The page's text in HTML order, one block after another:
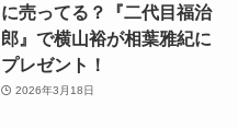
に売ってる？『二代目福治
郎』で横山裕が相葉雅紀に
プレゼント！
2026年3月18日